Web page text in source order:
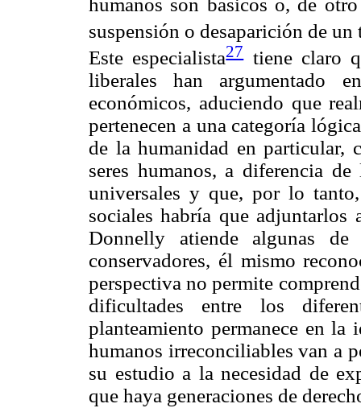
suspensión o desaparición de
Este especialista27tiene claro
liberales han argumentado
económicos, aduciendo que
pertenecen a una categoría
de la humanidad en particular,
seres humanos, a diferencia
universales y que, por lo
sociales habría que
Donnelly atiende algunas
conservadores, él mismo
perspectiva no permite
dificultades entre los
planteamiento permanece en la
humanos irreconciliables van a
su estudio a la necesidad de
que haya generaciones de